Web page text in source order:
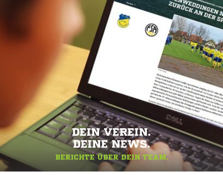
DEIN VEREIN.
DEINE NEWS.
BERICHTE ÜBER DEIN TEAM.